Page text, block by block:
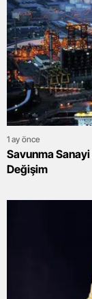
1 ay önce
Savunma
Değişim